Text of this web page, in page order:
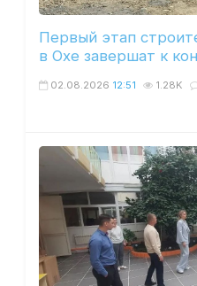
Первый этап
в Охе завершат к
02.08.2026 12:51 1.28K